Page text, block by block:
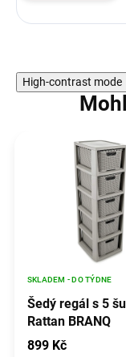
High-contrast mode
Šedý regál s 5
Rattan BRANQ
SKLADEM - DO TÝDNE
899 Kč